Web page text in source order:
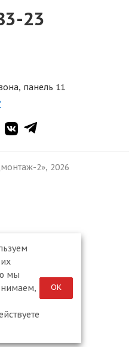
23
панель 11
2», 2026
мы
ОК